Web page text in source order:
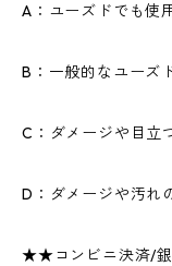
A：ユーズドでも使
B：一般的なユーズ
C：ダメージや目立
D：ダメージや汚れ
★★コンビニ決済/